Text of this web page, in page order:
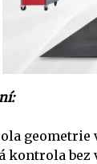
geometrie
bez